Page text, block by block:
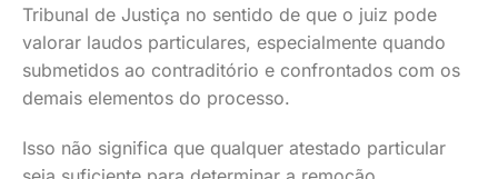
Tribunal de Justiça no sentido de que o juiz pode
valorar laudos particulares, especialmente quando
submetidos ao contraditório e confrontados com os
demais elementos do processo.
Isso não significa que qualquer atestado particular